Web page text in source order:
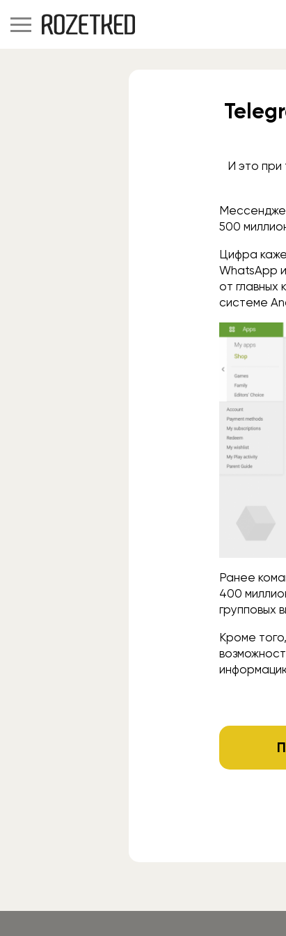
И это при
500
Цифра
WhatsApp
от главных
системе
Ранее
400
групповых
Кроме того,